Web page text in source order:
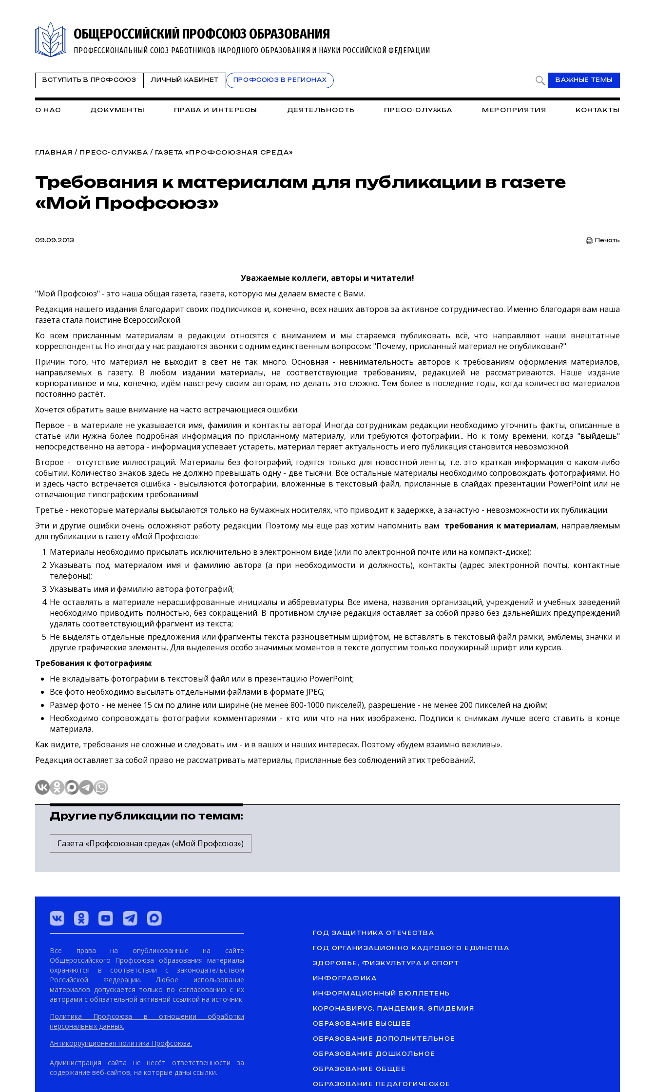
ОБЩЕРОССИЙСКИЙ ПРОФСОЮЗ ОБРАЗОВАНИЯ
ПРОФЕССИОНАЛЬНЫЙ СОЮЗ РАБОТНИКОВ НАРОДНОГО ОБРАЗОВАНИЯ И НАУКИ РОССИЙСКОЙ ФЕДЕРАЦИИ
ВСТУПИТЬ В ПРОФСОЮЗ ЛИЧНЫЙ КАБИНЕТ ПРОФСОЮЗ В РЕГИОНАХ ВАЖНЫЕ ТЕМЫ
О НАС ДОКУМЕНТЫ ПРАВА И ИНТЕРЕСЫ ДЕЯТЕЛЬНОСТЬ ПРЕСС-СЛУЖБА МЕРОПРИЯТИЯ КОНТАКТЫ
ГЛАВНАЯ / ПРЕСС-СЛУЖБА / ГАЗЕТА «ПРОФСОЮЗНАЯ СРЕДА»
Требования к материалам для публикации в газете
«Мой Профсоюз»
09.09.2013 Печать
Уважаемые коллеги, авторы и читатели!
"Мой Профсоюз" - это наша общая газета, газета, которую мы делаем вместе с Вами.
Редакция нашего издания благодарит своих подписчиков и, конечно, всех наших авторов за активное сотрудничество. Именно благодаря вам наша
газета стала поистине Всероссийской.
Ко всем присланным материалам в редакции относятся с вниманием и мы стараемся публиковать всё, что направляют наши внештатные
корреспонденты. Но иногда у нас раздаются звонки с одним единственным вопросом: "Почему, присланный материал не опубликован?"
Причин того, что материал не выходит в свет не так много. Основная - невнимательность авторов к требованиям оформления материалов,
направляемых в газету. В любом издании материалы, не соответствующие требованиям, редакцией не рассматриваются. Наше издание
корпоративное и мы, конечно, идём навстречу своим авторам, но делать это сложно. Тем более в последние годы, когда количество материалов
постоянно растёт.
Хочется обратить ваше внимание на часто встречающиеся ошибки.
Первое - в материале не указывается имя, фамилия и контакты автора! Иногда сотрудникам редакции необходимо уточнить факты, описанные в
статье или нужна более подробная информация по присланному материалу, или требуются фотографии... Но к тому времени, когда "выйдешь"
непосредственно на автора - информация успевает устареть, материал теряет актуальность и его публикация становится невозможной.
Второе - отсутствие иллюстраций. Материалы без фотографий, годятся только для новостной ленты, т.е. это краткая информация о каком-либо
событии. Количество знаков здесь не должно превышать одну - две тысячи. Все остальные материалы необходимо сопровождать фотографиями. Но
и здесь часто встречается ошибка - высылаются фотографии, вложенные в текстовый файл, присланные в слайдах презентации PowerPoint или не
отвечающие типографским требованиям!
Третье - некоторые материалы высылаются только на бумажных носителях, что приводит к задержке, а зачастую - невозможности их публикации.
Эти и другие ошибки очень осложняют работу редакции. Поэтому мы еще раз хотим напомнить вам требования к материалам, направляемым
для публикации в газету «Мой Профсоюз»:
Материалы необходимо присылать исключительно в электронном виде (или по электронной почте или на компакт-диске);
Указывать под материалом имя и фамилию автора (а при необходимости и должность), контакты (адрес электронной почты, контактные
телефоны);
Указывать имя и фамилию автора фотографий;
Не оставлять в материале нерасшифрованные инициалы и аббревиатуры. Все имена, названия организаций, учреждений и учебных заведений
необходимо приводить полностью, без сокращений. В противном случае редакция оставляет за собой право без дальнейших предупреждений
удалять соответствующий фрагмент из текста;
Не выделять отдельные предложения или фрагменты текста разноцветным шрифтом, не вставлять в текстовый файл рамки, эмблемы, значки и
другие графические элементы. Для выделения особо значимых моментов в тексте допустим только полужирный шрифт или курсив.
Требования к фотографиям:
Не вкладывать фотографии в текстовый файл или в презентацию PowerPoint;
Все фото необходимо высылать отдельными файлами в формате JPEG;
Размер фото - не менее 15 см по длине или ширине (не менее 800-1000 пикселей), разрешение - не менее 200 пикселей на дюйм;
Необходимо сопровождать фотографии комментариями - кто или что на них изображено. Подписи к снимкам лучше всего ставить в конце
материала.
Как видите, требования не сложные и следовать им - и в ваших и наших интересах. Поэтому «будем взаимно вежливы».
Редакция оставляет за собой право не рассматривать материалы, присланные без соблюдений этих требований.
Другие публикации по темам:
Газета «Профсоюзная среда» («Мой Профсоюз»)
Все права на опубликованные на сайте
Общероссийского Профсоюза образования материалы
охраняются в соответствии с законодательством
Российской Федерации. Любое использование
материалов допускается только по согласованию с их
авторами с обязательной активной ссылкой на источник.
Политика Профсоюза в отношении обработки
персональных данных.
Антикоррупционная политика Профсоюза.
Администрация сайта не несёт ответственности за
содержание веб-сайтов, на которые даны ссылки.
ГОД ЗАЩИТНИКА ОТЕЧЕСТВА
ГОД ОРГАНИЗАЦИОННО-КАДРОВОГО ЕДИНСТВА
ЗДОРОВЬЕ, ФИЗКУЛЬТУРА И СПОРТ
ИНФОГРАФИКА
ИНФОРМАЦИОННЫЙ БЮЛЛЕТЕНЬ
КОРОНАВИРУС, ПАНДЕМИЯ, ЭПИДЕМИЯ
ОБРАЗОВАНИЕ ВЫСШЕЕ
ОБРАЗОВАНИЕ ДОПОЛНИТЕЛЬНОЕ
ОБРАЗОВАНИЕ ДОШКОЛЬНОЕ
ОБРАЗОВАНИЕ ОБЩЕЕ
ОБРАЗОВАНИЕ ПЕДАГОГИЧЕСКОЕ